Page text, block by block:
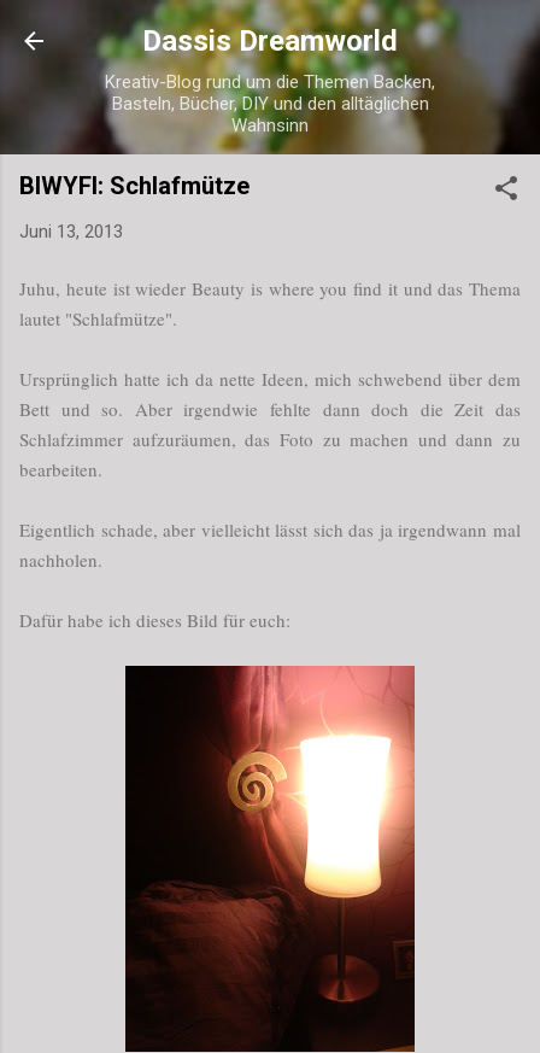
Direkt zum Hauptbereich
Dassis Dreamworld
Kreativ-Blog rund um die Themen Backen,
Basteln, Bücher, DIY und den alltäglichen
Wahnsinn
BIWYFI: Schlafmütze
Juni 13, 2013
Juhu, heute ist wieder Beauty is where you find it und das Thema
lautet "Schlafmütze".
Ursprünglich hatte ich da nette Ideen, mich schwebend über dem
Bett und so. Aber irgendwie fehlte dann doch die Zeit das
Schlafzimmer aufzuräumen, das Foto zu machen und dann zu
bearbeiten.
Eigentlich schade, aber vielleicht lässt sich das ja irgendwann mal
nachholen.
Dafür habe ich dieses Bild für euch: